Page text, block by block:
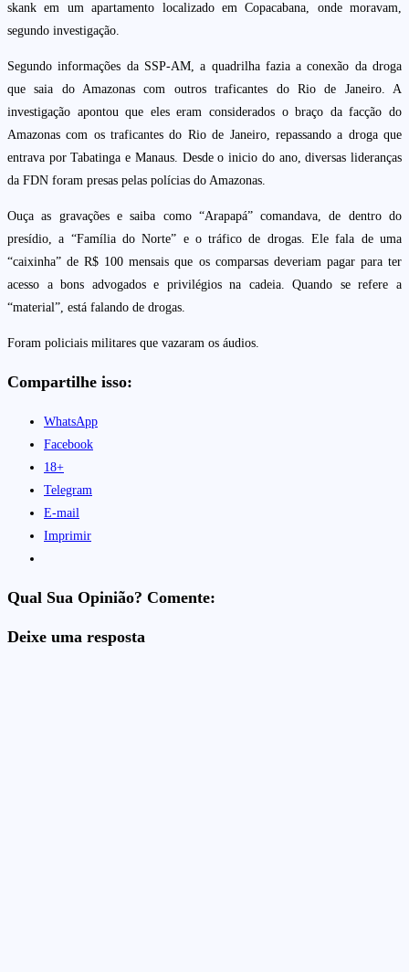
skank em um apartamento localizado em Copacabana, onde moravam,
segundo investigação.
Segundo informações da SSP-AM, a quadrilha fazia a conexão da droga
que saia do Amazonas com outros traficantes do Rio de Janeiro. A
investigação apontou que eles eram considerados o braço da facção do
Amazonas com os traficantes do Rio de Janeiro, repassando a droga que
entrava por Tabatinga e Manaus. Desde o inicio do ano, diversas lideranças
da FDN foram presas pelas polícias do Amazonas.
Ouça as gravações e saiba como “Arapapá” comandava, de dentro do
presídio, a “Família do Norte” e o tráfico de drogas. Ele fala de uma
“caixinha” de R$ 100 mensais que os comparsas deveriam pagar para ter
acesso a bons advogados e privilégios na cadeia. Quando se refere a
“material”, está falando de drogas.
Foram policiais militares que vazaram os áudios.
Compartilhe isso:
WhatsApp
Facebook
18+
Telegram
E-mail
Imprimir
Qual Sua Opinião? Comente:
Deixe uma resposta